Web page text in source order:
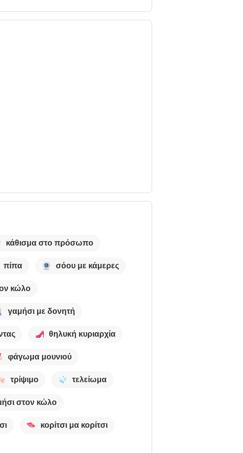
κάθισμα στο πρόσωπο
πίπα σόου με κάμερες
κώλο
γαμήσι με δονητή
θηλυκή κυριαρχία
φάγωμα μουνιού
τρίψιμο τελείωμα
στον κώλο
κορίτσι μα κορίτσι